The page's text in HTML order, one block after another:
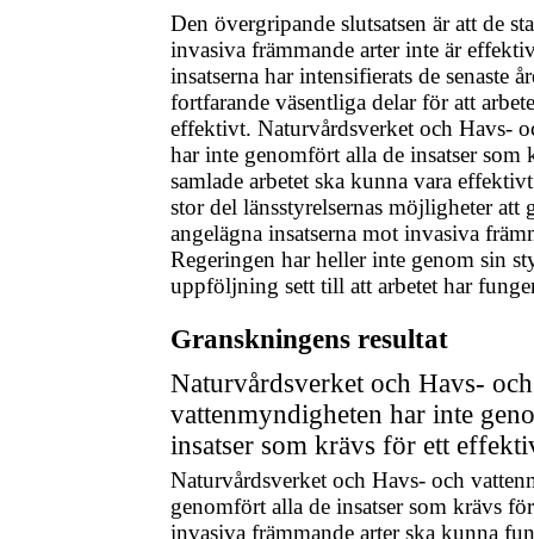
Den övergripande slutsatsen är att de
invasiva främmande arter inte är
insatserna har intensifierats de senaste
fortfarande väsentliga delar för att
effektivt. Naturvårdsverket och Havs-
har inte genomfört alla de insatser som
samlade arbetet ska kunna vara
stor del länsstyrelsernas möjligheter att
angelägna insatserna mot invasiva
Regeringen har heller inte genom sin
uppföljning sett till att arbetet har
Granskningens resultat
Naturvårdsverket och Havs- och
vattenmyndigheten har inte
insatser som krävs för ett
Naturvårdsverket och Havs- och
genomfört alla de insatser som krävs
invasiva främmande arter ska kunna